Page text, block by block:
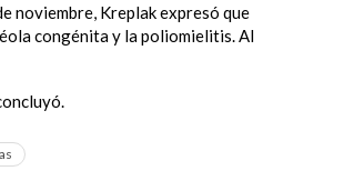
noviembre, Kreplak expresó que
congénita y la poliomielitis. Al